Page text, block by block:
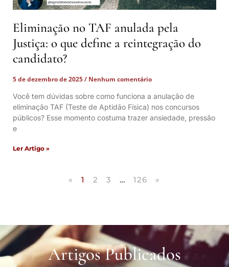
Eliminação no TAF anulada pela
Justiça: o que define a reintegração do
candidato?
5 de dezembro de 2025
Nenhum comentário
Você tem dúvidas sobre como funciona a anulação de
eliminação TAF (Teste de Aptidão Física) nos concursos
públicos? Esse momento costuma trazer ansiedade, pressão
e
Ler Artigo »
« 1 2 3 … 126 »
Artigos Publicados